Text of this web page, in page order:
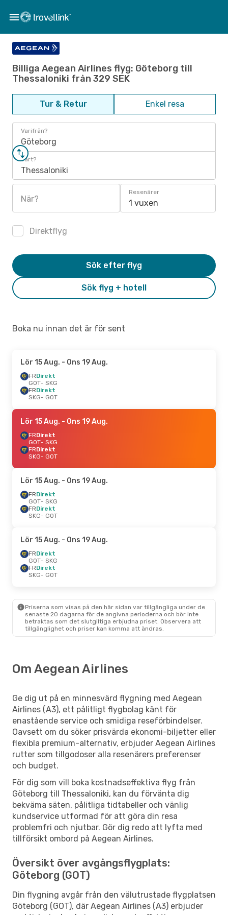
Billiga Aegean Airlines flyg: Göteborg till
Thessaloniki från 329 SEK
Tur & Retur Enkel resa
Varifrån?
Göteborg
Vart?
Thessaloniki
När?
Resenärer
1 vuxen
Direktflyg
Sök flyg + hotell
Sök efter flyg
Boka nu innan det är för sent
Lör 15 Aug. - Ons 19 Aug.
FRDirekt
GOT- SKG
FRDirekt
SKG- GOT
Lör 15 Aug. - Ons 19 Aug.
FRDirekt
GOT- SKG
FRDirekt
SKG- GOT
Lör 15 Aug. - Ons 19 Aug.
FRDirekt
GOT- SKG
FRDirekt
SKG- GOT
Lör 15 Aug. - Ons 19 Aug.
FRDirekt
GOT- SKG
FRDirekt
SKG- GOT
Priserna som visas på den här sidan var tillgängliga under de
senaste 20 dagarna för de angivna perioderna och bör inte
betraktas som det slutgiltiga erbjudna priset. Observera att
tillgänglighet och priser kan komma att ändras.
Om Aegean Airlines
Ge dig ut på en minnesvärd flygning med Aegean
Airlines (A3), ett pålitligt flygbolag känt för
enastående service och smidiga reseförbindelser.
Oavsett om du söker prisvärda ekonomi-biljetter eller
flexibla premium-alternativ, erbjuder Aegean Airlines
rutter som tillgodoser alla resenärers preferenser
och budget.
För dig som vill boka kostnadseffektiva flyg från
Göteborg till Thessaloniki, kan du förvänta dig
bekväma säten, pålitliga tidtabeller och vänlig
kundservice utformad för att göra din resa
problemfri och njutbar. Gör dig redo att lyfta med
tillförsikt ombord på Aegean Airlines.
Översikt över avgångsflygplats:
Göteborg (GOT)
Din flygning avgår från den välutrustade flygplatsen
Göteborg (GOT), där Aegean Airlines (A3) erbjuder